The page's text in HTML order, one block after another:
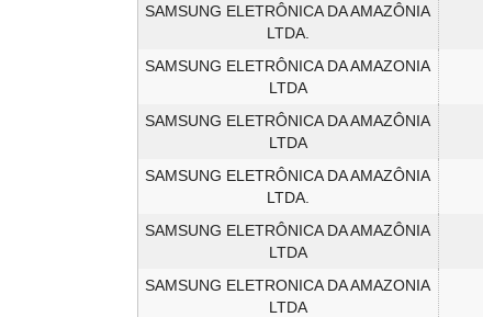
SAMSUNG ELETRÔNICA DA AMAZÔNIA
LTDA.
SAMSUNG ELETRÔNICA DA AMAZONIA
LTDA
SAMSUNG ELETRÔNICA DA AMAZÔNIA
LTDA
SAMSUNG ELETRÔNICA DA AMAZÔNIA
LTDA.
SAMSUNG ELETRÔNICA DA AMAZÔNIA
LTDA
SAMSUNG ELETRONICA DA AMAZONIA
LTDA